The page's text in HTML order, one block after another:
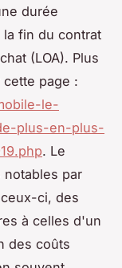
durée
fin du contrat
(LOA). Plus
page :
le-
plus-en-plus-
. Le
notables par
ci, des
à celles d'un
des coûts